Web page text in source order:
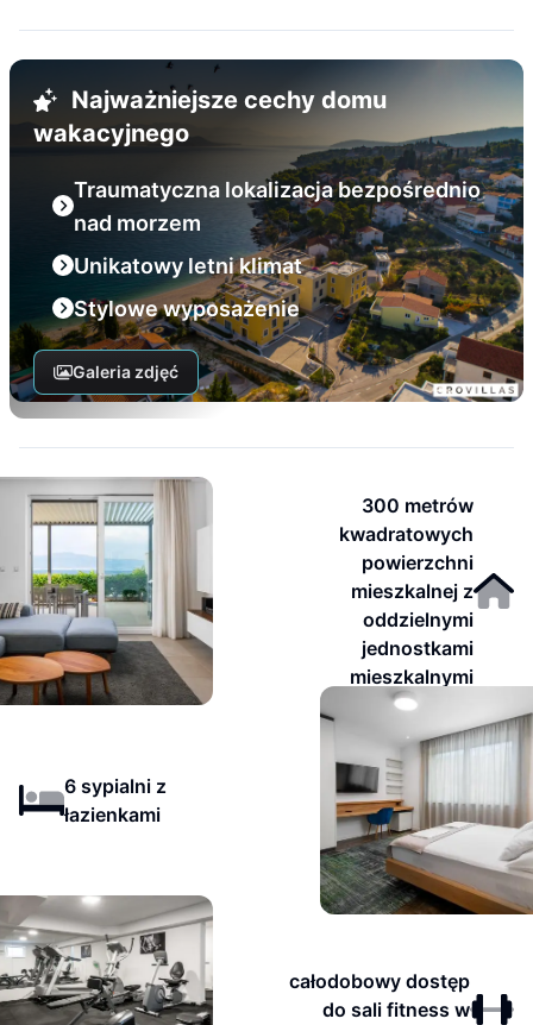
Najważniejsze cechy domu
wakacyjnego
Traumatyczna lokalizacja bezpośrednio
nad morzem
Unikatowy letni klimat
Stylowe wyposażenie
Galeria zdjęć
300 metrów
kwadratowych
powierzchni
mieszkalnej z
oddzielnymi
jednostkami
mieszkalnymi
6 sypialni z
łazienkami
całodobowy dostęp
do sali fitness w